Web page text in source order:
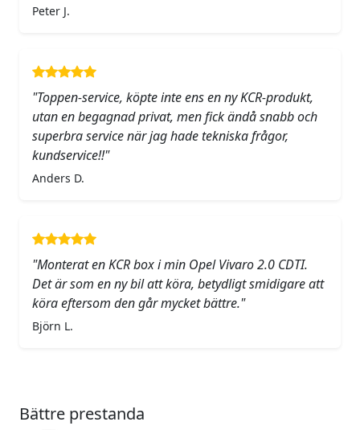
Peter J.
"Toppen-service, köpte inte ens en ny KCR-produkt,
utan en begagnad privat, men fick ändå snabb och
superbra service när jag hade tekniska frågor,
kundservice!!"
Anders D.
"Monterat en KCR box i min Opel Vivaro 2.0 CDTI.
Det är som en ny bil att köra, betydligt smidigare att
köra eftersom den går mycket bättre."
Björn L.
Bättre prestanda